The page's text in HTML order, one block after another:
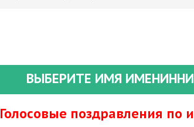
ВЫБЕРИТЕ ИМЯ
Голосовые поздравления по